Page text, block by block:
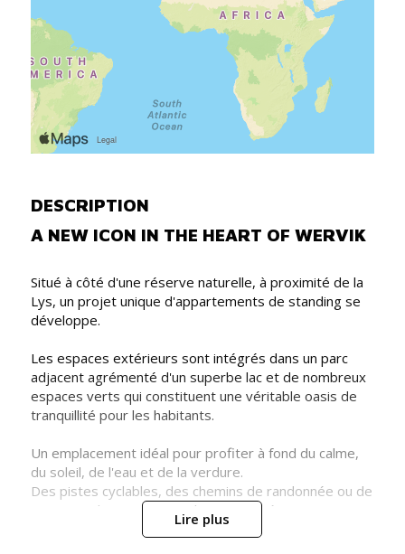
DESCRIPTION
A NEW ICON IN THE HEART OF WERVIK
Situé à côté d'une réserve naturelle, à proximité de la
Lys, un projet unique d'appartements de standing se
développe.
Les espaces extérieurs sont intégrés dans un parc
adjacent agrémenté d'un superbe lac et de nombreux
espaces verts qui constituent une véritable oasis de
tranquillité pour les habitants.
Un emplacement idéal pour profiter à fond du calme,
du soleil, de l'eau et de la verdure.
Des pistes cyclables, des chemins de randonnée ou de
jogging et le contact avec la nature, créent une
Lire plus